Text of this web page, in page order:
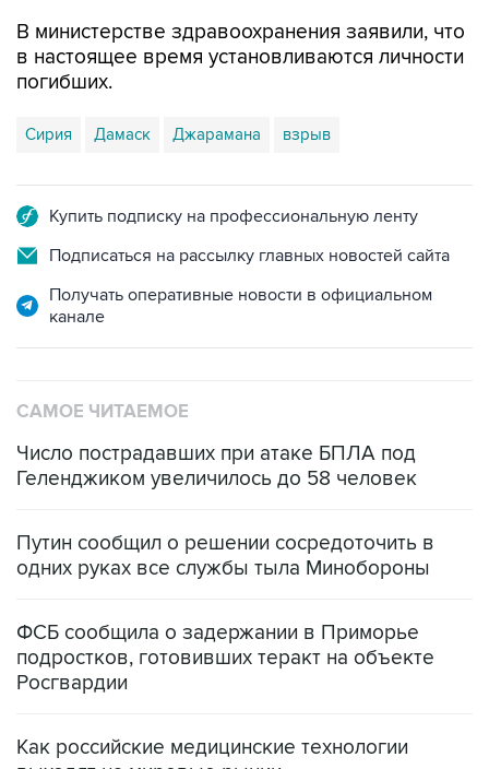
В министерстве здравоохранения заявили, что
в настоящее время установливаются личности
погибших.
Сирия Дамаск Джарамана взрыв
Купить подписку на профессиональную ленту
Подписаться на рассылку главных новостей сайта
Получать оперативные новости в официальном
канале
САМОЕ ЧИТАЕМОЕ
Число пострадавших при атаке БПЛА под
Геленджиком увеличилось до 58 человек
Путин сообщил о решении сосредоточить в
одних руках все службы тыла Минобороны
ФСБ сообщила о задержании в Приморье
подростков, готовивших теракт на объекте
Росгвардии
Как российские медицинские технологии